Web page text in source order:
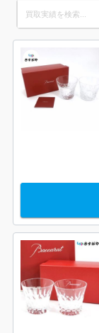
for: